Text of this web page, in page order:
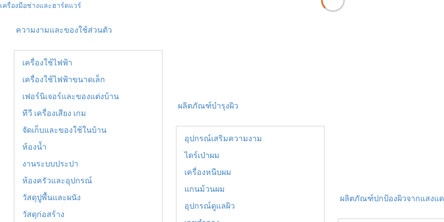
เครื่องมือช่างและฮาร์ดแวร์
ความงามและของใช้ส่วนตัว
เครื่องใช้ไฟฟ้า
เครื่องใช้ไฟฟ้าขนาดเล็ก
เฟอร์นิเจอร์และของแต่งบ้าน
ทีวี เครื่องเสียง เกม
จัดเก็บและของใช้ในบ้าน
ห้องน้ำ
งานระบบประปา
ห้องครัวและอุปกรณ์
วัสดุปูพื้นและผนัง
วัสดุก่อสร้าง
ผลิตภัณฑ์บำรุงผิว
อุปกรณ์เสริมความงาม
ไดร์เป่าผม
เครื่องหนีบผม
แกนม้วนผม
อุปกรณ์ดูแลผิว
ผลิตภัณฑ์ปกป้องผิวจากแสงแ